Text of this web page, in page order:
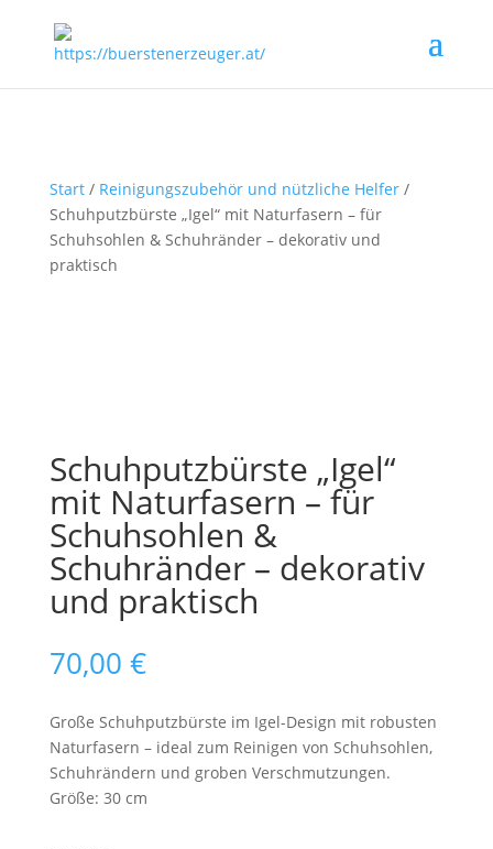
Start/ Reinigungszubehör und nützliche Helfer/
Schuhputzbürste „Igel“ mit Naturfasern – für
Schuhsohlen & Schuhränder – dekorativ und
praktisch
Schuhputzbürste „Igel“
mit Naturfasern – für
Schuhsohlen &
Schuhränder – dekorativ
und praktisch
70,00 €
Große Schuhputzbürste im Igel-Design mit robusten
Naturfasern – ideal zum Reinigen von Schuhsohlen,
Schuhrändern und groben Verschmutzungen.
Größe: 30 cm